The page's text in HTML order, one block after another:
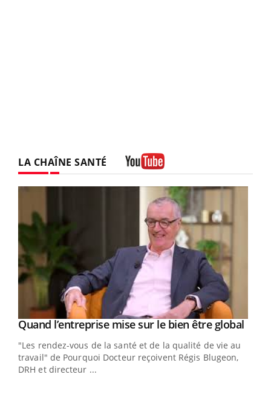
LA CHAÎNE SANTÉ
Youtube
Quand l’entreprise mise sur le bien être global
"Les rendez-vous de la santé et de la qualité de vie au
travail" de Pourquoi Docteur reçoivent Régis Blugeon,
DRH et directeur ...